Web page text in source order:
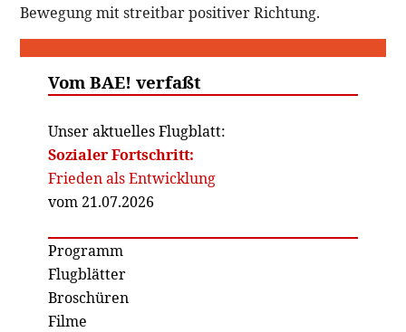
Bewegung mit streitbar positiver Richtung.
Vom BAE! verfaßt
Unser aktuelles Flugblatt:
Sozialer Fortschritt:
Frieden als Entwicklung
vom 21.07.2026
Programm
Flugblätter
Broschüren
Filme